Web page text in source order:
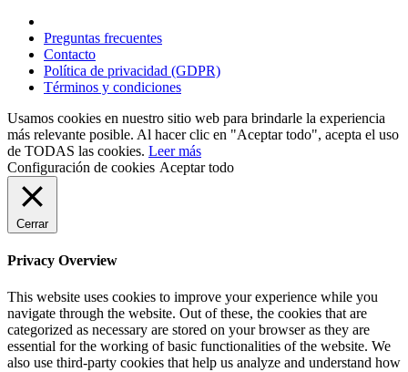
Preguntas frecuentes
Contacto
Política de privacidad (GDPR)
Términos y condiciones
Usamos cookies en nuestro sitio web para brindarle la experiencia
más relevante posible. Al hacer clic en "Aceptar todo", acepta el uso
de TODAS las cookies. Leer más
Configuración de cookies Aceptar todo
Cerrar
Privacy Overview
This website uses cookies to improve your experience while you
navigate through the website. Out of these, the cookies that are
categorized as necessary are stored on your browser as they are
essential for the working of basic functionalities of the website. We
also use third-party cookies that help us analyze and understand how